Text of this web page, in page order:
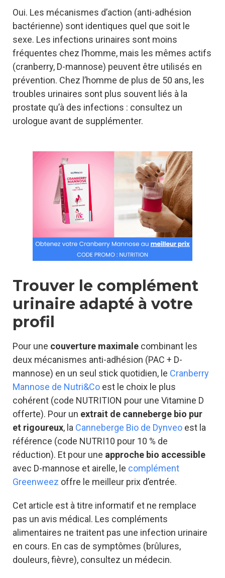
Oui. Les mécanismes d’action (anti-adhésion
bactérienne) sont identiques quel que soit le
sexe. Les infections urinaires sont moins
fréquentes chez l’homme, mais les mêmes actifs
(cranberry, D-mannose) peuvent être utilisés en
prévention. Chez l’homme de plus de 50 ans, les
troubles urinaires sont plus souvent liés à la
prostate qu’à des infections : consultez un
urologue avant de supplémenter.
Trouver le complément
urinaire adapté à votre
profil
Pour une couverture maximale combinant les
deux mécanismes anti-adhésion (PAC + D-
mannose) en un seul stick quotidien, le Cranberry
Mannose de Nutri&Co est le choix le plus
cohérent (code NUTRITION pour une Vitamine D
offerte). Pour un extrait de canneberge bio pur
et rigoureux, la Canneberge Bio de Dynveo est la
référence (code NUTRI10 pour 10 % de
réduction). Et pour une approche bio accessible
avec D-mannose et airelle, le complément
Greenweez offre le meilleur prix d’entrée.
Cet article est à titre informatif et ne remplace
pas un avis médical. Les compléments
alimentaires ne traitent pas une infection urinaire
en cours. En cas de symptômes (brûlures,
douleurs, fièvre), consultez un médecin.